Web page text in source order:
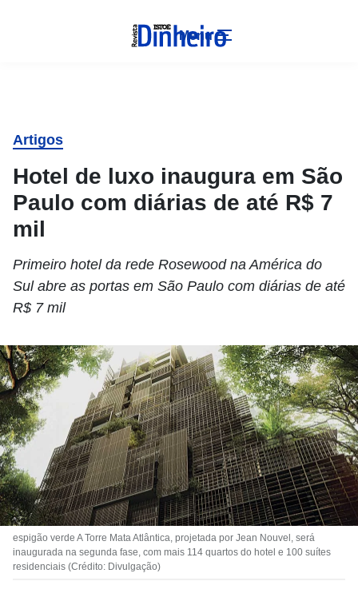
Menu
Artigos
Hotel de luxo inaugura em São
Paulo com diárias de até R$ 7
mil
Primeiro hotel da rede Rosewood na América do
Sul abre as portas em São Paulo com diárias de até
R$ 7 mil
espigão verde A Torre Mata Atlântica, projetada por Jean Nouvel, será
inaugurada na segunda fase, com mais 114 quartos do hotel e 100 suítes
residenciais (Crédito: Divulgação)